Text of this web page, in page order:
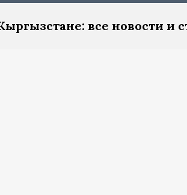
все новости и